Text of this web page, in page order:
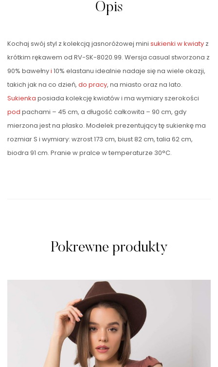
Opis
Kochaj swój styl z kolekcją jasnoróżowej mini sukienki w kwiaty z
krótkim rękawem od RV-SK-8020.99. Wersja casual stworzona z
90% bawełnyi 10% elastanu idealnie nadaje się na wiele okazji,
takich jak na co dzień, do pracy, na miasto oraz na lato.
Sukienka posiada kolekcję kwiatów i ma wymiary szerokości
pod pachami – 45 cm, a długość całkowita – 90 cm, gdy
mierzona jest na płasko. Modelek prezentujący tę sukienkę ma
rozmiar S i wymiary: wzrost 173 cm, biust 82 cm, talia 62 cm,
biodra 91 cm. Pranie w pralce w temperaturze 30°C.
Pokrewne produkty